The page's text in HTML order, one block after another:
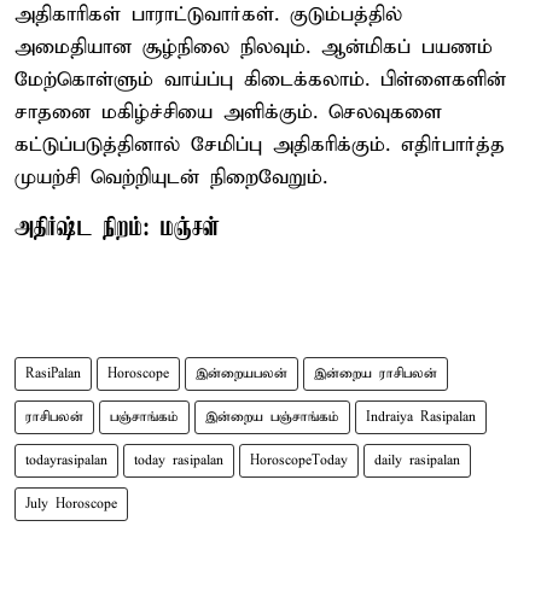
அதிகாரிகள் பாராட்டுவார்கள். குடும்பத்தில்
அமைதியான சூழ்நிலை நிலவும். ஆன்மிகப் பயணம்
மேற்கொள்ளும் வாய்ப்பு கிடைக்கலாம். பிள்ளைகளின்
சாதனை மகிழ்ச்சியை அளிக்கும். செலவுகளை
கட்டுப்படுத்தினால் சேமிப்பு அதிகரிக்கும். எதிர்பார்த்த
முயற்சி வெற்றியுடன் நிறைவேறும்.
அதிர்ஷ்ட நிறம்: மஞ்சள்
RasiPalan Horoscope இன்றையபலன் இன்றைய ராசிபலன்
ராசிபலன் பஞ்சாங்கம் இன்றைய பஞ்சாங்கம் Indraiya Rasipalan
todayrasipalan today rasipalan HoroscopeToday daily rasipalan
July Horoscope